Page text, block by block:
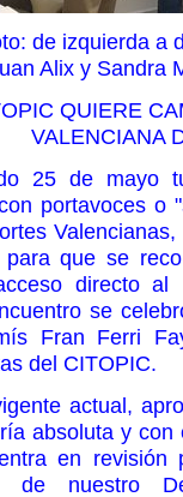
de izquierda a
Alix y Sandra
QUIERE
VALENCIANA
25 de mayo
portavoces o
para que se
directo al
se
Fran Ferri
del CITOPIC.
actual,
absoluta y
en
de nuestro